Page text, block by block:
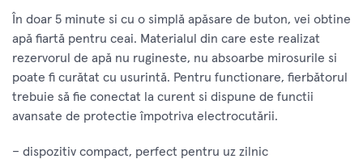
În doar 5 minute si cu o simplă apăsare de buton, vei obtine
apă fiartă pentru ceai. Materialul din care este realizat
rezervorul de apă nu rugineste, nu absoarbe mirosurile si
poate fi curătat cu usurintă. Pentru functionare, fierbătorul
trebuie să fie conectat la curent si dispune de functii
avansate de protectie împotriva electrocutării.
– dispozitiv compact, perfect pentru uz zilnic